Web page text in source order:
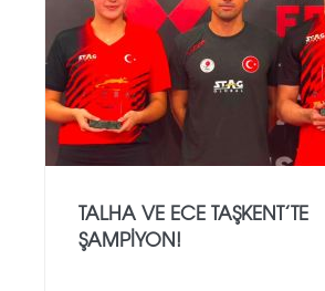
TALHA VE ECE TAŞKENT’TE
ŞAMPIYON!